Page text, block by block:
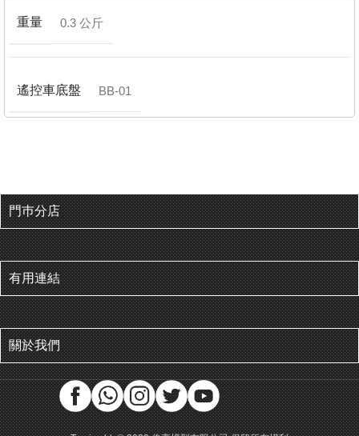
重量 0.3 公斤
遙控車底盤 BB-01
門巿分店
有用連結
關於我們